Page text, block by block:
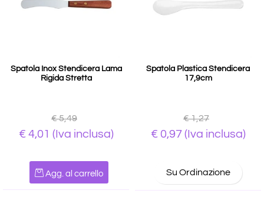
Spatola Inox Stendicera Lama
Rigida Stretta
€ 5,49
€ 4,01 (Iva inclusa)
Agg. al carrello
Spatola Plastica Stendicera
17,9cm
€ 1,27
€ 0,97 (Iva inclusa)
Su Ordinazione